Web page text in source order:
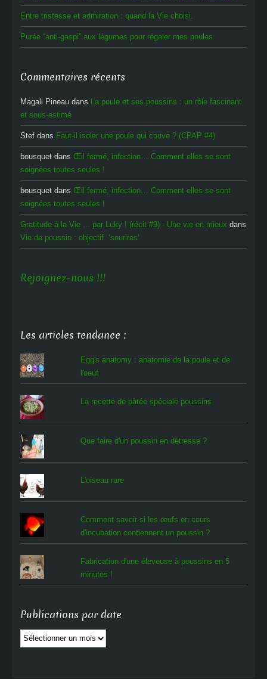
Entre tristesse et admiration : quand la Vie choisi.
Purée “anti-gaspi” aux légumes pour régaler mes poules
Commentaires récents
Magali Pineau dans
La poule et ses poussins : un rôle fascinant
et sous-estimé
Stef dans Faut-il isoler une poule qui couve ? (CPAP #4)
bousquet dans Œil fermé, infection… Comment elles se sont
soignées toutes seules !
bousquet dans Œil fermé, infection… Comment elles se sont
soignées toutes seules !
Gratitude à la Vie ... par Luky ! (récit #9) - Une vie en mieux dans
Vie de poussin : objectif ‘sourires’
Rejoignez-nous !!!
Les articles tendance :
Egg's anatomy : anatomie de la poule et de
l'oeuf
La recette de pâtée spéciale poussins
Que faire d'un poussin en détresse ?
L'oiseau rare
Comment savoir si les œufs en cours
d'incubation contiennent un poussin ?
Fabrication d'une éleveuse à poussins en 5
minutes !
Publications par date
Publications
par